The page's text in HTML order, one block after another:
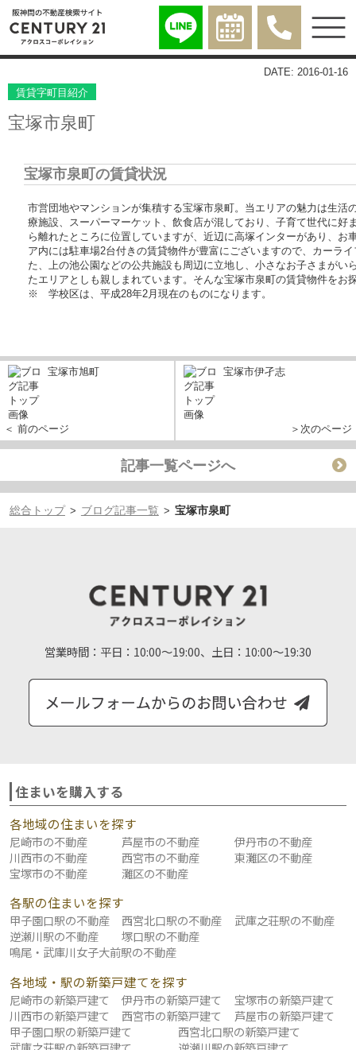
DATE: 2016-01-16
賃貸字町目紹介
宝塚市泉町
宝塚市泉町の賃貸状況
市営団地やマンションが集積する宝塚市泉町。当エリアの魅力は生活
療施設、スーパーマーケット、飲食店が混しており、子育て世代に好
ら離れたところに位置していますが、近辺に高塚インターがあり、お
ア内には駐車場2台付きの賃貸物件が豊富にございますので、カーラ
た、上の池公園などの公共施設も周辺に立地し、小さなお子さまがい
たエリアとしも親しまれています。そんな宝塚市泉町の賃貸物件をお
※ 学校区は、平成28年2月現在のものになります。
宝塚市旭町
＜ 前のページ
宝塚市伊孑志
＞次のページ
記事一覧ページへ
総合トップ > ブログ記事一覧 > 宝塚市泉町
営業時間： 平日：10:00～19:00、土日：10:00～19:30
住まいを購入する
各地域の住まいを探す
尼崎市の不動産 芦屋市の不動産
伊丹市の不動産
川西市の不動産
西宮市の不動産
東灘区の不動産
宝塚市の不動産
灘区の不動産
各駅の住まいを探す
甲子園口駅の不動産 西宮北口駅の不動産
武庫之荘駅の不動産
逆瀬川駅の不動産
塚口駅の不動産
鳴尾・武庫川女子大前駅の不動産
各地域・駅の新築戸建てを探す
尼崎市の新築戸建て 伊丹市の新築戸建て
宝塚市の新築戸建て
川西市の新築戸建て
西宮市の新築戸建て
芦屋市の新築戸建て
甲子園口駅の新築戸建て
西宮北口駅の新築戸建て